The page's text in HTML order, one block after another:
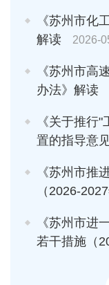
《苏州市化
解读
2026-
《苏州市高
办法》解读
《关于推行
置的指导意
《苏州市推
（2026-
《苏州市进
若干措施（